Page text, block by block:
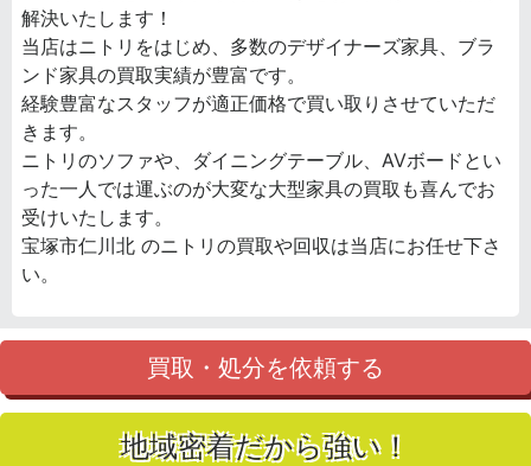
解決いたします！
当店はニトリをはじめ、多数のデザイナーズ家具、ブラ
ンド家具の買取実績が豊富です。
経験豊富なスタッフが適正価格で買い取りさせていただ
きます。
ニトリのソファや、ダイニングテーブル、AVボードとい
った一人では運ぶのが大変な大型家具の買取も喜んでお
受けいたします。
宝塚市仁川北 のニトリの買取や回収は当店にお任せ下さ
い。
買取・処分を依頼する
地域密着だから強い！